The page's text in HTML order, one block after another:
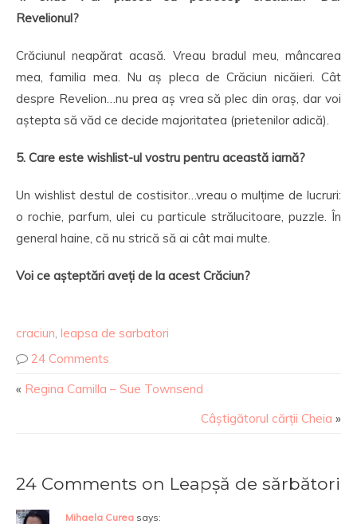
Revelionul?
Crăciunul neapărat acasă. Vreau bradul meu, mâncarea
mea, familia mea. Nu aș pleca de Crăciun nicăieri. Cât
despre Revelion…nu prea aș vrea să plec din oraș, dar voi
aștepta să văd ce decide majoritatea (prietenilor adică).
5. Care este wishlist-ul vostru pentru această iarnă?
Un wishlist destul de costisitor…vreau o mulțime de lucruri:
o rochie, parfum, ulei cu particule strălucitoare, puzzle. În
general haine, că nu strică să ai cât mai multe.
Voi ce așteptări aveți de la acest Crăciun?
craciun, leapsa de sarbatori
24 Comments
« Regina Camilla – Sue Townsend
Câștigătorul cărții Cheia »
24 Comments on Leapșă de sărbători
Mihaela Curea says: